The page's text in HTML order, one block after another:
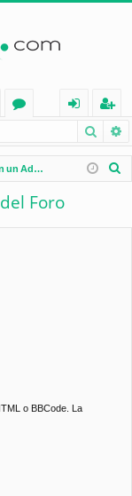
os
nt
ifi
eg
ist
ra
Contactar con un Administrador del Foro
c
Foro
o BBCode. La